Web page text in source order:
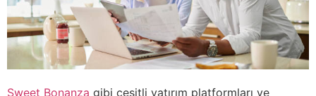
Sweet Bonanza gibi çeşitli yatırım platformları ve